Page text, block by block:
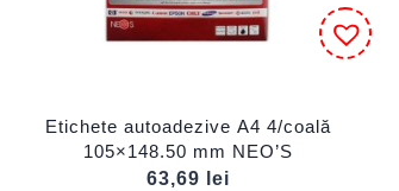
Etichete autoadezive A4 4/coală
105×148.50 mm NEO’S
63,69
lei